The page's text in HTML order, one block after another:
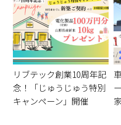
リブテック創業10周年記
念！「じゅうじゅう特別
キャンペーン」開催